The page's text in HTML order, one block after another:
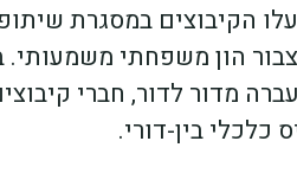
הקיבוצים במסגרת
הון משפחתי משמעותי.
מדור לדור, חברי
כלכלי בין-דורי.